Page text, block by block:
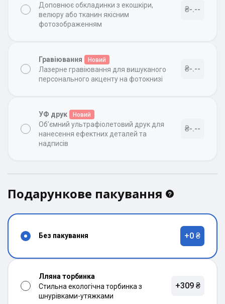
Доповнює обкладинки з екошкіри,
велюру або тканин якісним
фотозображенням
₴-.--
Гравіювання Новий
Лазерне гравіювання для вишуканого
персонального акценту на фотокнизі
₴-.--
УФ друк Новий
Об’ємний ультрафіолетовий друк для
нанесення ефектних деталей та
надписів
₴-.--
Подарункове пакування
Без пакування +0 ₴
Лляна торбинка
Стильна екологічна торбинка з
шнурівками-утяжками
+309 ₴